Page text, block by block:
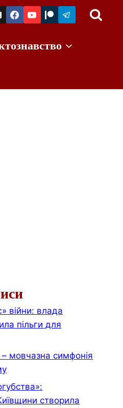
війни: влада
пільги для
– мовчазна симфонія
створила